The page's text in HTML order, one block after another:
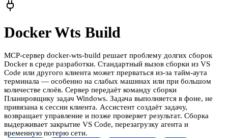
Docker Wts Build
MCP-сервер docker-wts-build решает проблему долгих сборок
Docker в среде разработки. Стандартный вызов сборки из VS
Code или другого клиента может прерваться из-за тайм-аута
терминала — особенно на слабых машинах или при большом
количестве слоёв. Сервер передаёт команду сборки
Планировщику задач Windows. Задача выполняется в фоне, не
привязана к сессии клиента. Ассистент создаёт задачу,
возвращает управление и позже проверяет результат. Сборка
выдерживает закрытие VS Code, перезагрузку агента и
временную потерю сети.